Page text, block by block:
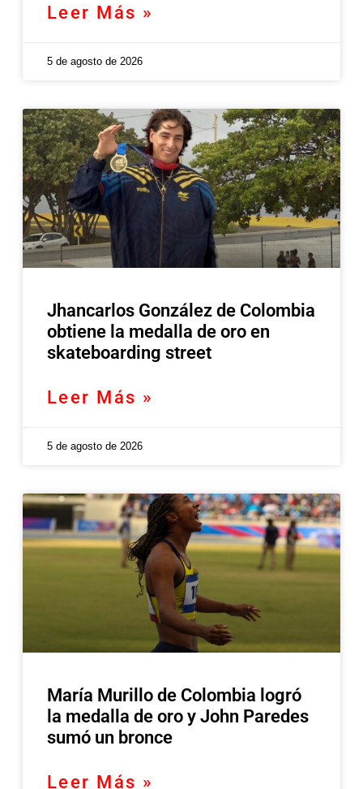
Leer Más »
5 de agosto de 2026
Jhancarlos González de Colombia
obtiene la medalla de oro en
skateboarding street
Leer Más »
5 de agosto de 2026
María Murillo de Colombia logró
la medalla de oro y John Paredes
sumó un bronce
Leer Más »